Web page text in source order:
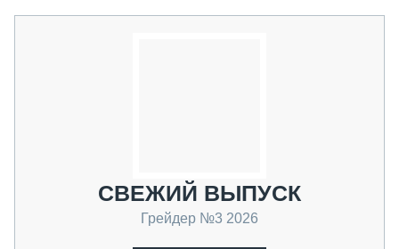
СВЕЖИЙ ВЫПУСК
Грейдер №3 2026